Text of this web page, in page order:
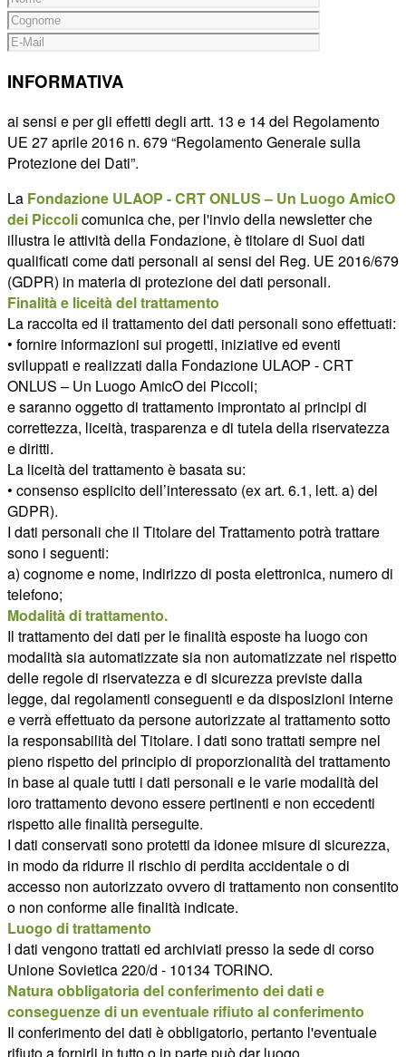
INFORMATIVA
ai sensi e per gli effetti degli artt. 13 e 14 del Regolamento
UE 27 aprile 2016 n. 679 “Regolamento Generale sulla
Protezione dei Dati”.
La Fondazione ULAOP - CRT ONLUS – Un Luogo AmicO
dei Piccolicomunica che, per l'invio della newsletter che
illustra le attività della Fondazione, è titolare di Suoi dati
qualificati come dati personali ai sensi del Reg. UE 2016/679
(GDPR) in materia di protezione dei dati personali.
Finalità e liceità del trattamento
La raccolta ed il trattamento dei dati personali sono effettuati:
• fornire informazioni sui progetti, iniziative ed eventi
sviluppati e realizzati dalla Fondazione ULAOP - CRT
ONLUS – Un Luogo AmicO dei Piccoli;
e saranno oggetto di trattamento improntato ai principi di
correttezza, liceità, trasparenza e di tutela della riservatezza
e diritti.
La liceità del trattamento è basata su:
• consenso esplicito dell’interessato (ex art. 6.1, lett. a) del
GDPR).
I dati personali che il Titolare del Trattamento potrà trattare
sono i seguenti:
a) cognome e nome, indirizzo di posta elettronica, numero di
telefono;
Modalità di trattamento.
Il trattamento dei dati per le finalità esposte ha luogo con
modalità sia automatizzate sia non automatizzate nel rispetto
delle regole di riservatezza e di sicurezza previste dalla
legge, dai regolamenti conseguenti e da disposizioni interne
e verrà effettuato da persone autorizzate al trattamento sotto
la responsabilità del Titolare. I dati sono trattati sempre nel
pieno rispetto del principio di proporzionalità del trattamento
in base al quale tutti i dati personali e le varie modalità del
loro trattamento devono essere pertinenti e non eccedenti
rispetto alle finalità perseguite.
I dati conservati sono protetti da idonee misure di sicurezza,
in modo da ridurre il rischio di perdita accidentale o di
accesso non autorizzato ovvero di trattamento non consentito
o non conforme alle finalità indicate.
Luogo di trattamento
I dati vengono trattati ed archiviati presso la sede di corso
Unione Sovietica 220/d - 10134 TORINO.
Natura obbligatoria del conferimento dei dati e
conseguenze di un eventuale rifiuto al conferimento
Il conferimento dei dati è obbligatorio, pertanto l'eventuale
rifiuto a fornirli in tutto o in parte può dar luogo